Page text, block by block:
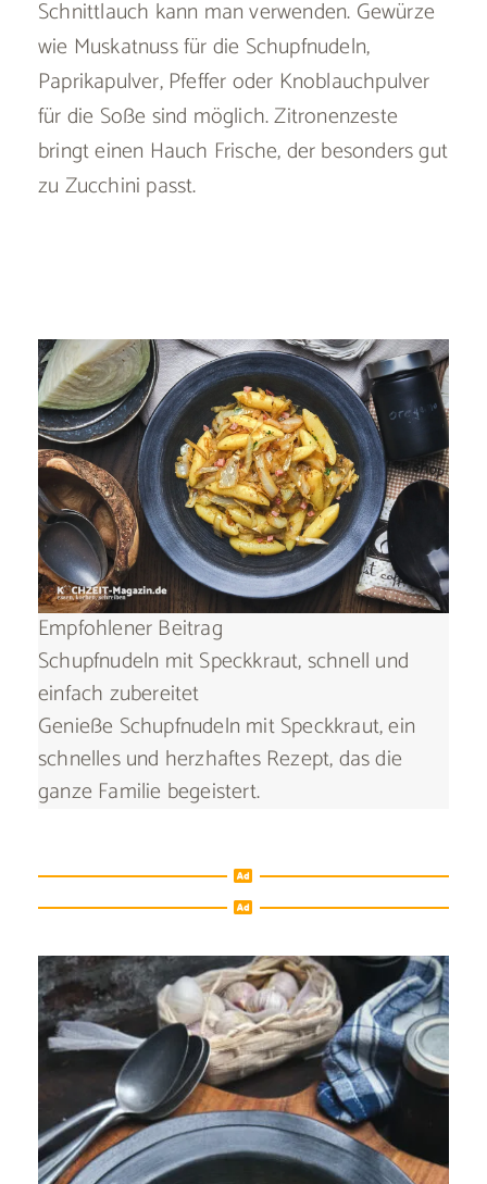
Schnittlauch kann man verwenden. Gewürze
wie Muskatnuss für die Schupfnudeln,
Paprikapulver, Pfeffer oder Knoblauchpulver
für die Soße sind möglich. Zitronenzeste
bringt einen Hauch Frische, der besonders gut
zu Zucchini passt.
Empfohlener Beitrag
Schupfnudeln mit Speckkraut, schnell und
einfach zubereitet
Genieße Schupfnudeln mit Speckkraut, ein
schnelles und herzhaftes Rezept, das die
ganze Familie begeistert.